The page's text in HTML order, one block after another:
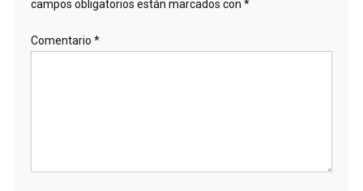
campos obligatorios están marcados con *
Comentario *